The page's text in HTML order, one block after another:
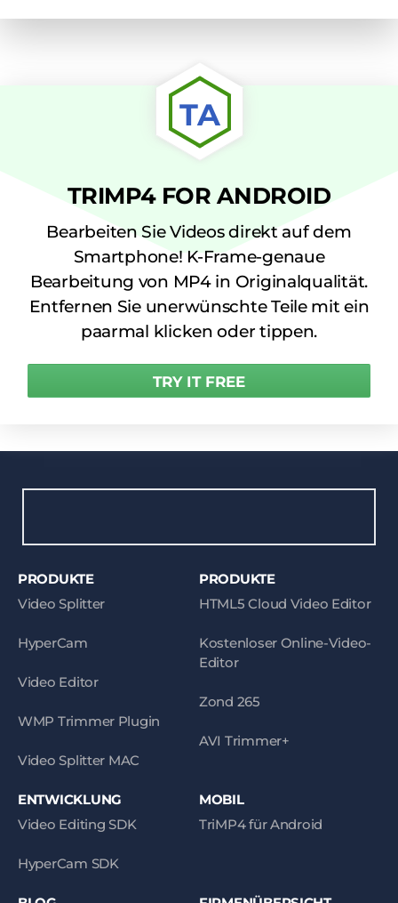
TA
TRIMP4 FOR ANDROID
Bearbeiten Sie Videos direkt auf dem
Smartphone! K-Frame-genaue
Bearbeitung von MP4 in Originalqualität.
Entfernen Sie unerwünschte Teile mit ein
paarmal klicken oder tippen.
TRY IT FREE
PRODUKTE
Video Splitter
HyperCam
Video Editor
WMP Trimmer Plugin
Video Splitter MAC
PRODUKTE
HTML5 Cloud Video Editor
Kostenloser Online-Video-
Editor
Zond 265
AVI Trimmer+
ENTWICKLUNG
Video Editing SDK
HyperCam SDK
MOBIL
TriMP4 für Android